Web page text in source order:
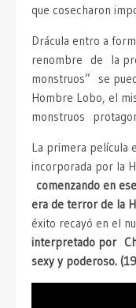
que cosecharon
Drácula entro a
renombre de la
monstruos” se
Hombre Lobo, el
monstruos
La primera película
incorporada por la
comenzando en
era de terror de la
éxito recayó en el
interpretado por
sexy y poderoso.